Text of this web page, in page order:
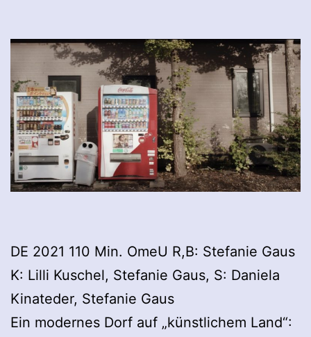
DE 2021 110 Min. OmeU R,B: Stefanie Gaus
K: Lilli Kuschel, Stefanie Gaus, S: Daniela
Kinateder, Stefanie Gaus
Ein modernes Dorf auf „künstlichem Land“: